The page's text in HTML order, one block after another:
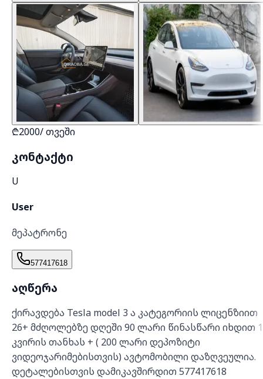
₾2000/თვეში
კონტაქტი
U
User
მეპატრონე
577417618
აღწერა
ქირავდება Tesla model 3 ა კატეგორიის ლიცენზიით
26+ მძღოლებზე დღეში 90 ლარი წინასწარი იხდით 1
კვირის თანხას + ( 200 ლარი დეპოზიტი
ვიდეოჯარიმებისთვის) ავტომობილი დაზღვეულია.
დეტალებისთვის დამიკავშირდით 577417618